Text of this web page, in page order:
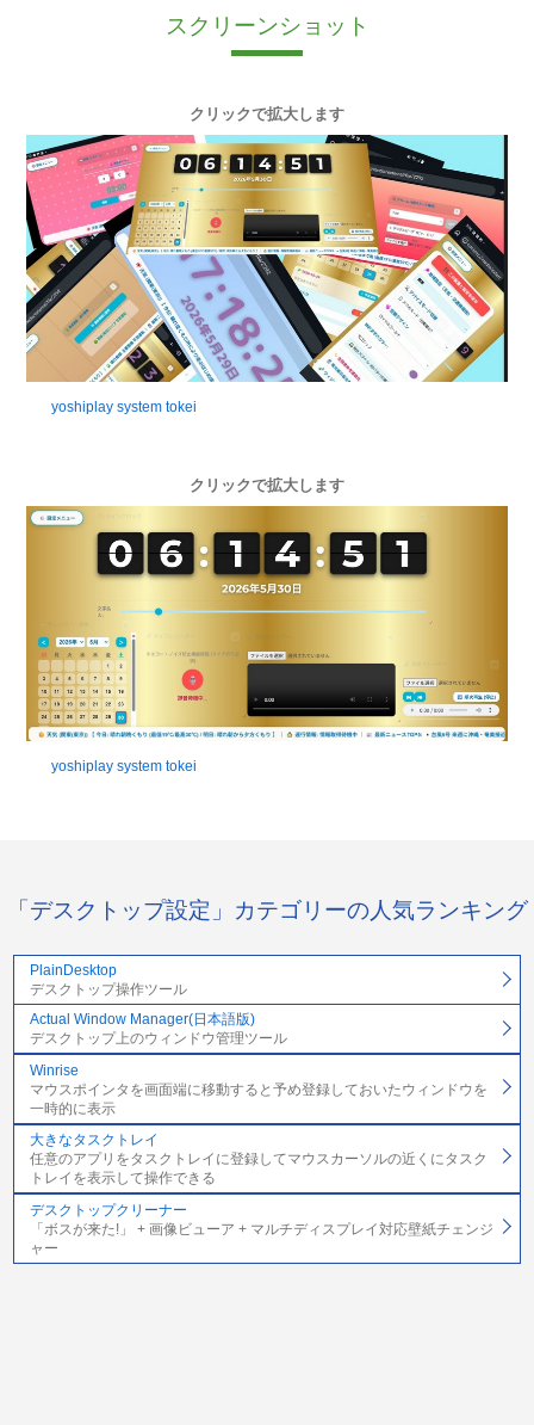
スクリーンショット
クリックで拡大します
yoshiplay system tokei
クリックで拡大します
yoshiplay system tokei
「デスクトップ設定」カテゴリーの人気ランキング
PlainDesktop
デスクトップ操作ツール
Actual Window Manager(日本語版)
デスクトップ上のウィンドウ管理ツール
Winrise
マウスポインタを画面端に移動すると予め登録しておいたウィンドウを
一時的に表示
大きなタスクトレイ
任意のアプリをタスクトレイに登録してマウスカーソルの近くにタスク
トレイを表示して操作できる
デスクトップクリーナー
「ボスが来た!」 + 画像ビューア + マルチディスプレイ対応壁紙チェンジ
ャー